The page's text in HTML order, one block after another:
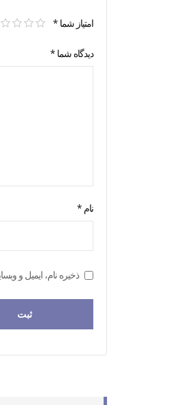
امتیاز شما *
دیدگاه شما *
نام *
ذخیره نام، ایمیل و